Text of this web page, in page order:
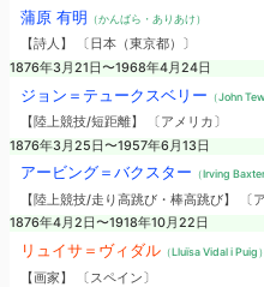
蒲原 有明 （かんばら・ありあけ）
【詩人】 〔日本（東京都）〕
1876年3月21日〜1968年4月24日
ジョン＝テュークスベリー （John
【陸上競技/短距離】 〔アメリカ〕
1876年3月25日〜1957年6月13日
アービング＝バクスター （Irving Baxter
【陸上競技/走り高跳び・棒高跳び】 〔
1876年4月2日〜1918年10月22日
リュイサ＝ヴィダル（Lluïsa Vidal i Puig）
【画家】 〔スペイン〕